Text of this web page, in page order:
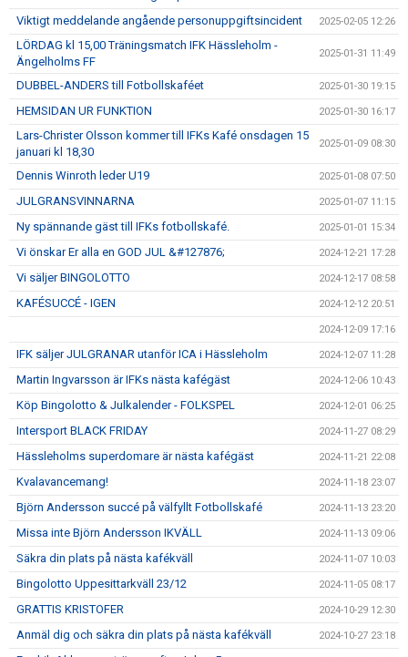
Viktigt meddelande angående personuppgiftsincident 2025-02-05 12:26
LÖRDAG kl 15,00 Träningsmatch IFK Hässleholm -
Ängelholms FF
2025-01-31 11:49
DUBBEL-ANDERS till Fotbollskaféet 2025-01-30 19:15
HEMSIDAN UR FUNKTION 2025-01-30 16:17
Lars-Christer Olsson kommer till IFKs Kafé onsdagen 15
januari kl 18,30
2025-01-09 08:30
Dennis Winroth leder U19 2025-01-08 07:50
JULGRANSVINNARNA 2025-01-07 11:15
Ny spännande gäst till IFKs fotbollskafé. 2025-01-01 15:34
Vi önskar Er alla en GOD JUL &#127876; 2024-12-21 17:28
Vi säljer BINGOLOTTO 2024-12-17 08:58
KAFÉSUCCÉ - IGEN 2024-12-12 20:51
2024-12-09 17:16
IFK säljer JULGRANAR utanför ICA i Hässleholm 2024-12-07 11:28
Martin Ingvarsson är IFKs nästa kafégäst 2024-12-06 10:43
Köp Bingolotto & Julkalender - FOLKSPEL 2024-12-01 06:25
Intersport BLACK FRIDAY 2024-11-27 08:29
Hässleholms superdomare är nästa kafégäst 2024-11-21 22:08
Kvalavancemang! 2024-11-18 23:07
Björn Andersson succé på välfyllt Fotbollskafé 2024-11-13 23:20
Missa inte Björn Andersson IKVÄLL 2024-11-13 09:06
Säkra din plats på nästa kafékväll 2024-11-07 10:03
Bingolotto Uppesittarkväll 23/12 2024-11-05 08:17
GRATTIS KRISTOFER 2024-10-29 12:30
Anmäl dig och säkra din plats på nästa kafékväll 2024-10-27 23:18